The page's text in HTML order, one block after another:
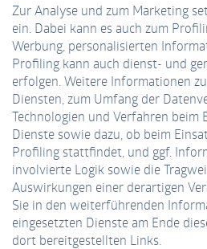
Zur Analyse und zum Marketing
ein. Dabei kann es auch zum
Werbung, personalisierten
Profiling kann auch dienst- und
erfolgen. Weitere Informationen
Diensten, zum Umfang der
Technologien und Verfahren beim
Dienste sowie dazu, ob beim
Profiling stattfindet, und ggf.
involvierte Logik sowie die
Auswirkungen einer derartigen
Sie in den weiterführenden
eingesetzten Dienste am Ende
dort bereitgestellten Links.